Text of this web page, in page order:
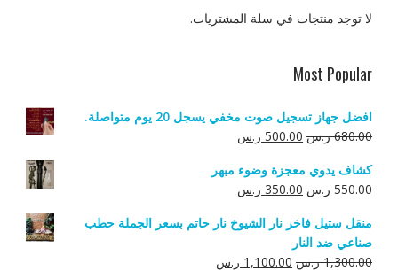
لا توجد منتجات في سلة المشتريات.
Most Popular
افضل جهاز تسجيل صوت مخفي يسجل 20 يوم متواصلة.
680.00 ر.س السعر
هو:
680.00 ر.س.
500.00 ر.سالسعر
هو:
500.00 ر.س.
كشاف يدوي معجزة وضوء مبهر
550.00 ر.س السعر
هو:
550.00 ر.س.
350.00 ر.سالسعر
هو:
منقل ستيل فاخر نار الشيوخ نار حاتم بسعر الجملة حطب
صناعي ضد النار
1,300.00 ر.س السعر
1,100.00 ر.سالسعر